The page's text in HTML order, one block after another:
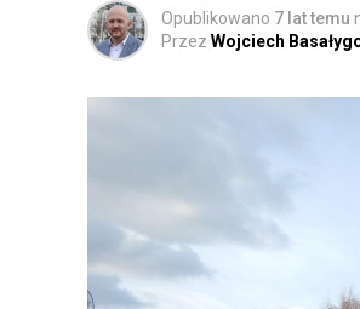
Opublikowano 7 lat temu
Przez Wojciech